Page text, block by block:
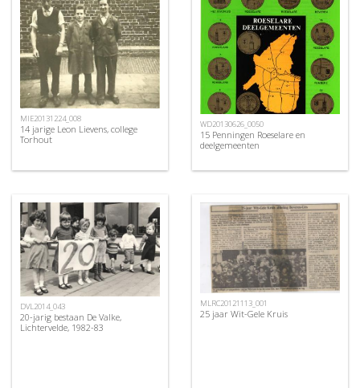
MIE20131224_008
14 jarige Leon Lievens, college
Torhout
WD20130626_0050
15 Penningen Roeselare en
deelgemeenten
DVL2014_043
20-jarig bestaan De Valke,
Lichtervelde, 1982-83
MLRC20121113_001
25 jaar Wit-Gele Kruis